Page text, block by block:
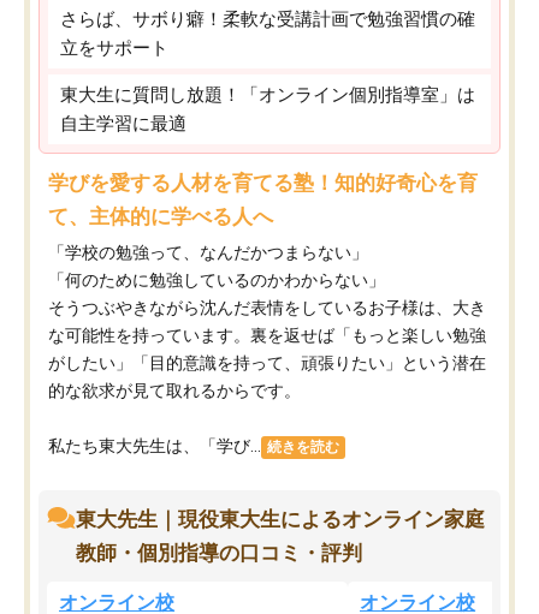
さらば、サボり癖！柔軟な受講計画で勉強習慣の確
立をサポート
東大生に質問し放題！「オンライン個別指導室」は
自主学習に最適
学びを愛する人材を育てる塾！知的好奇心を育
て、主体的に学べる人へ
「学校の勉強って、なんだかつまらない」
「何のために勉強しているのかわからない」
そうつぶやきながら沈んだ表情をしているお子様は、大き
な可能性を持っています。裏を返せば「もっと楽しい勉強
がしたい」「目的意識を持って、頑張りたい」という潜在
的な欲求が見て取れるからです。
私たち東大先生は、「学び... 続きを読む
東大先生｜現役東大生によるオンライン家庭
教師・個別指導の口コミ・評判
オンライン校 オンライン校